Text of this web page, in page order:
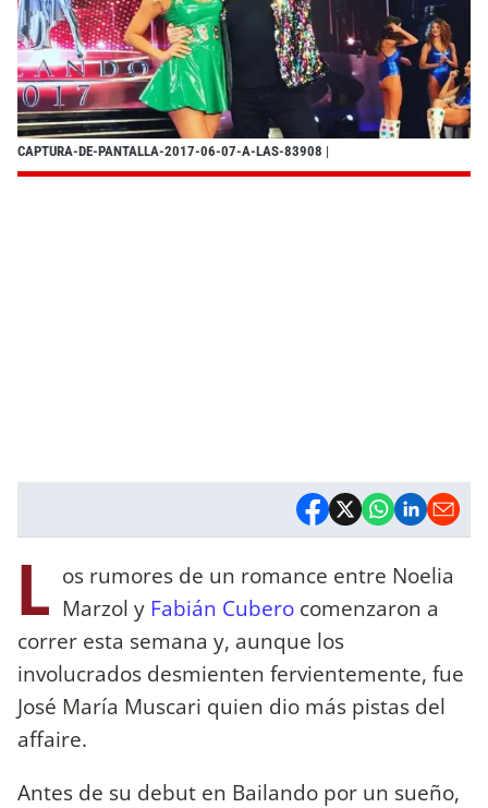
CAPTURA-DE-PANTALLA-2017-06-07-A-LAS-83908 |
L os rumores de un romance entre Noelia
Marzol y Fabián Cubero comenzaron a
correr esta semana y, aunque los
involucrados desmienten fervientemente, fue
José María Muscari quien dio más pistas del
affaire.
Antes de su debut en Bailando por un sueño,